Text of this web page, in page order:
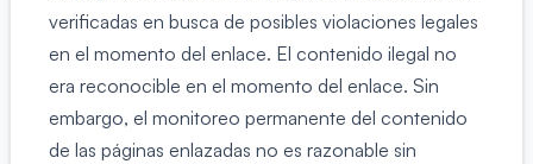
verificadas en busca de posibles violaciones legales
en el momento del enlace. El contenido ilegal no
era reconocible en el momento del enlace. Sin
embargo, el monitoreo permanente del contenido
de las páginas enlazadas no es razonable sin